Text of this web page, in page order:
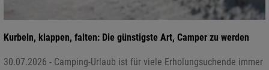
Kurbeln, klappen, falten: Die günstigste Art, Camper zu werden
30.07.2026 - Camping-Urlaub ist für viele Erholungsuchende immer